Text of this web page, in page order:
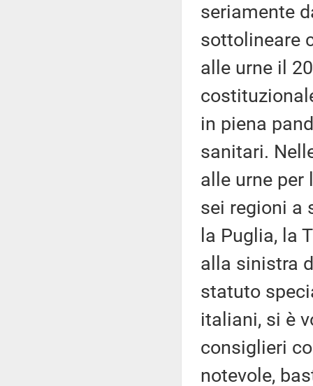
seriamente
sottolineare
alle urne il
in piena
sanitari.
alle urne per
sei regioni a
la Puglia, la
alla sinistra
statuto
italiani, si è
consiglieri
notevole,